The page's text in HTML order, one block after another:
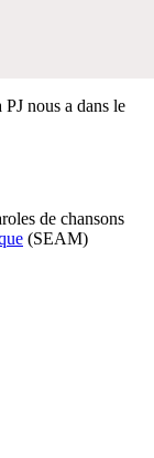
nous a dans le
de chansons
(SEAM)